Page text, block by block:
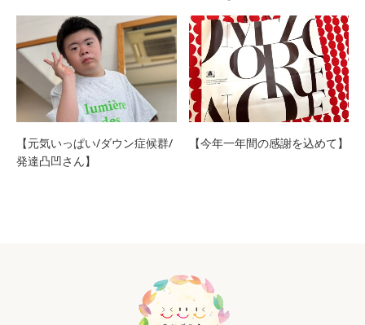
【元気いっぱい/ダウン症候群/
発達凸凹さん】
【今年一年間の感謝を込めて】